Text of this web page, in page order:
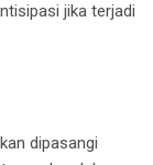
jika terjadi
dipasangi